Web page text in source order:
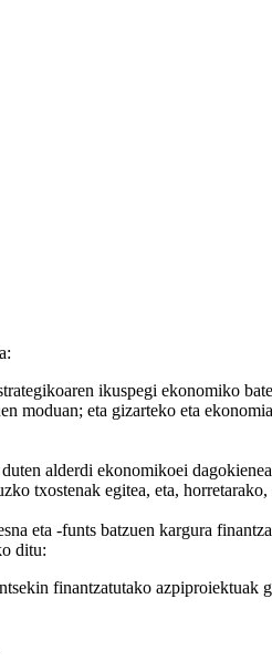
ikuspegi ekonomiko
moduan; eta gizarteko eta
alderdi ekonomikoei
txostenak egitea, eta,
eta -funts batzuen kargura
ditu:
finantzatutako azpiproiektuak